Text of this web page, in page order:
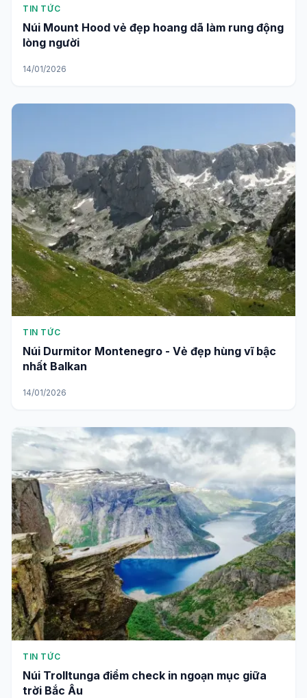
TIN TỨC
Núi Mount Hood vẻ đẹp hoang dã làm rung động
lòng người
14/01/2026
TIN TỨC
Núi Durmitor Montenegro - Vẻ đẹp hùng vĩ bậc
nhất Balkan
14/01/2026
TIN TỨC
Núi Trolltunga điểm check in ngoạn mục giữa
trời Bắc Âu